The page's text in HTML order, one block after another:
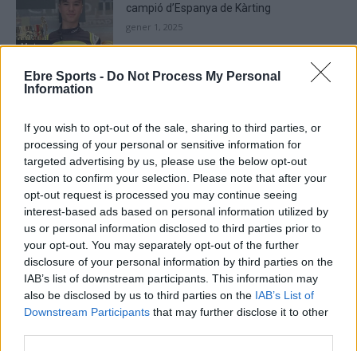
Ebre Sports - Do Not Process My Personal
Information
If you wish to opt-out of the sale, sharing to third parties, or
processing of your personal or sensitive information for
targeted advertising by us, please use the below opt-out
section to confirm your selection. Please note that after your
opt-out request is processed you may continue seeing
interest-based ads based on personal information utilized by
us or personal information disclosed to third parties prior to
your opt-out. You may separately opt-out of the further
disclosure of your personal information by third parties on the
IAB’s list of downstream participants. This information may
also be disclosed by us to third parties on the IAB’s List of
Downstream Participants that may further disclose it to other
Motor
campió d’Espanya de Kàrting
gener 1, 2025
DEIXA UNA RESPOSTA
Comentari: